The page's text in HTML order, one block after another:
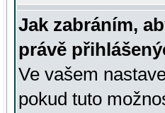
Jak zabráním,
právě
Ve vašem
pokud tuto